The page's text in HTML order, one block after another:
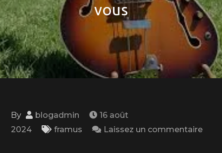
vous
By blogadmin
16 août
2024
framus
Laissez un commentaire